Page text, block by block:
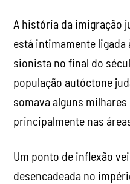
A história da imigração
está intimamente
sionista no final do
população autóctone
somava alguns
principalmente nas
Um ponto de inflexão
desencadeada no